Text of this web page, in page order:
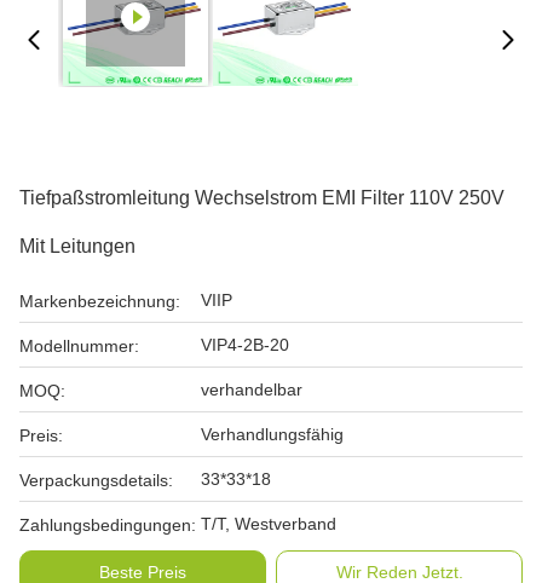
Tiefpaßstromleitung Wechselstrom EMI Filter 110V 250V
Mit Leitungen
Markenbezeichnung: VIIP
Modellnummer: VIP4-2B-20
MOQ: verhandelbar
Preis: Verhandlungsfähig
Verpackungsdetails: 33*33*18
Zahlungsbedingungen: T/T, Westverband
Beste Preis Wir Reden Jetzt.